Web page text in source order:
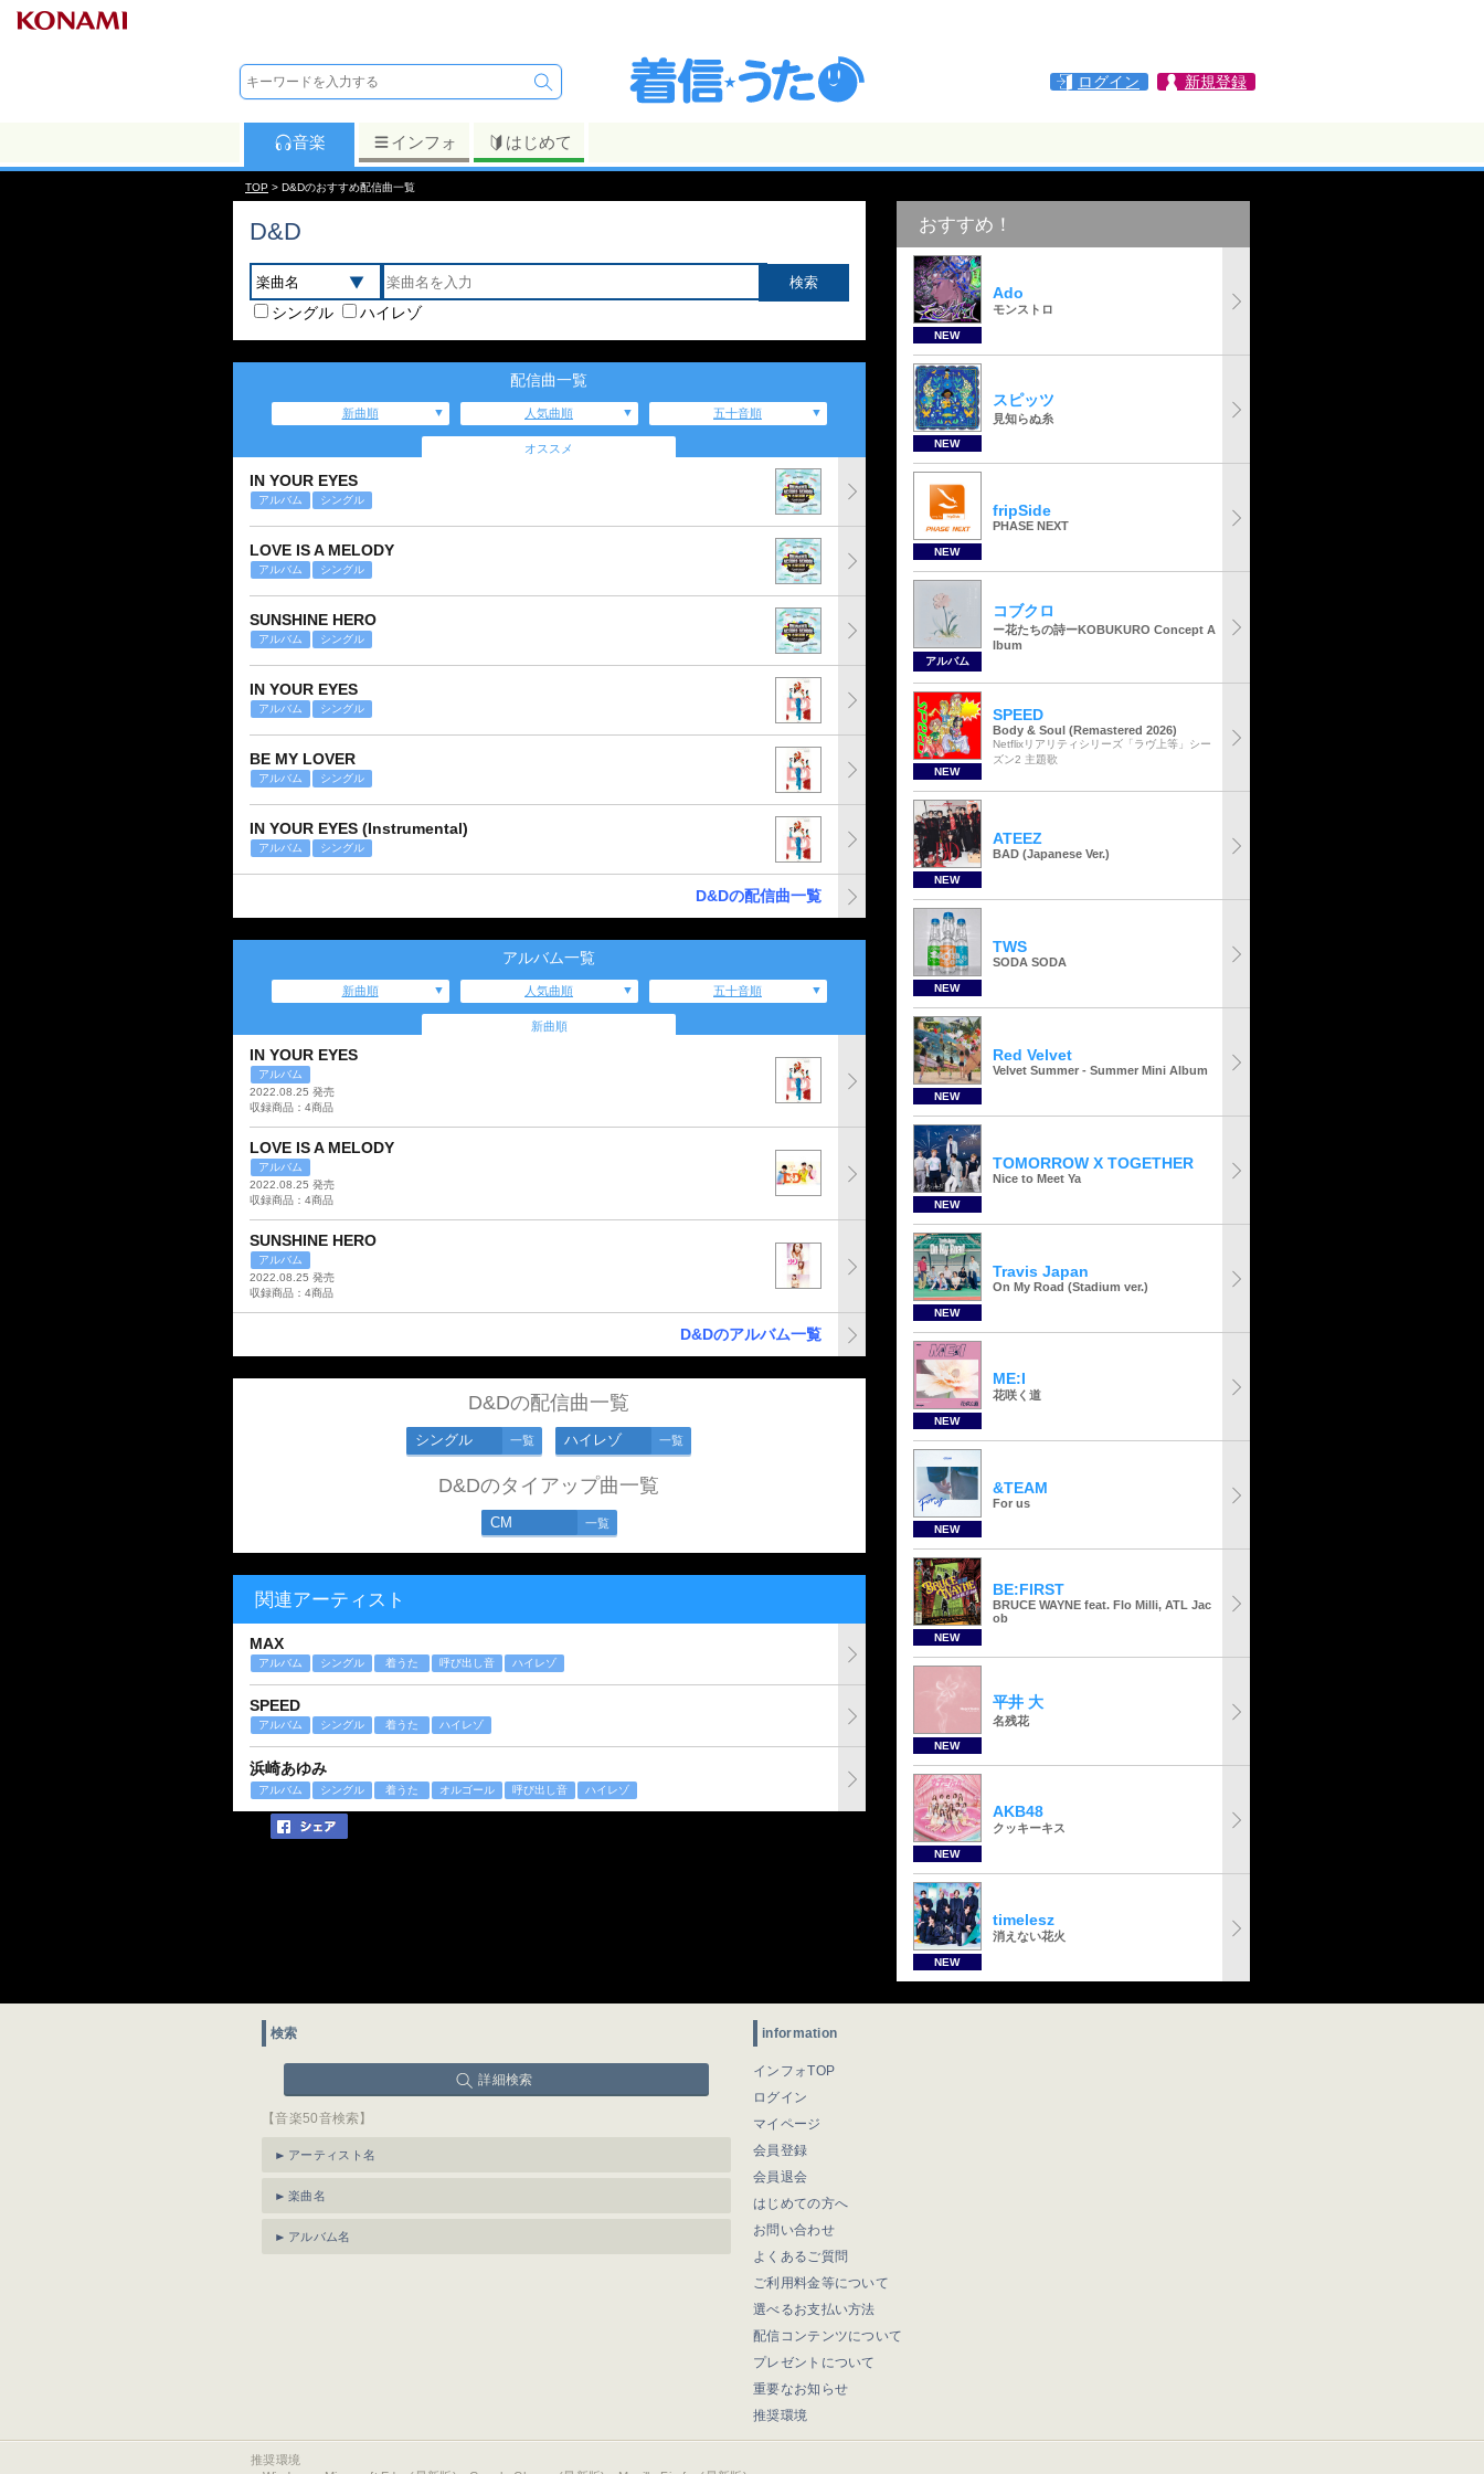
ログイン 新規登録
音楽 インフォ はじめて
TOP > D&Dのおすすめ配信曲一覧
D&D
シングル ハイレゾ
配信曲一覧
新曲順 人気曲順 五十音順
オススメ
IN YOUR EYES
アルバム シングル
LOVE IS A MELODY
アルバム シングル
SUNSHINE HERO
アルバム シングル
IN YOUR EYES
アルバム シングル
BE MY LOVER
アルバム シングル
IN YOUR EYES (Instrumental)
アルバム シングル
D&Dの配信曲一覧
アルバム一覧
新曲順 人気曲順 五十音順
新曲順
IN YOUR EYES
アルバム
2022.08.25 発売
収録商品：4商品
LOVE IS A MELODY
アルバム
2022.08.25 発売
収録商品：4商品
SUNSHINE HERO
アルバム
2022.08.25 発売
収録商品：4商品
D&Dのアルバム一覧
D&Dの配信曲一覧
シングル 一覧 ハイレゾ 一覧
D&Dのタイアップ曲一覧
CM 一覧
関連アーティスト
MAX
アルバム シングル 着うた 呼び出し音 ハイレゾ
SPEED
アルバム シングル 着うた ハイレゾ
浜崎あゆみ
アルバム シングル 着うた オルゴール 呼び出し音 ハイレゾ
おすすめ！
NEW
Ado
モンストロ
NEW
スピッツ
見知らぬ糸
NEW
fripSide
PHASE NEXT
アルバム
コブクロ
ー花たちの詩ーKOBUKURO Concept A
lbum
NEW
SPEED
Body & Soul (Remastered 2026)
Netflixリアリティシリーズ「ラヴ上等」シー
ズン2 主題歌
NEW
ATEEZ
BAD (Japanese Ver.)
NEW
TWS
SODA SODA
NEW
Red Velvet
Velvet Summer - Summer Mini Album
NEW
TOMORROW X TOGETHER
Nice to Meet Ya
NEW
Travis Japan
On My Road (Stadium ver.)
NEW
ME:I
花咲く道
NEW
&TEAM
For us
NEW
BE:FIRST
BRUCE WAYNE feat. Flo Milli, ATL Jac
ob
NEW
平井 大
名残花
NEW
AKB48
クッキーキス
NEW
timelesz
消えない花火
検索
詳細検索
【音楽50音検索】
アーティスト名
楽曲名
アルバム名
information
インフォTOP
ログイン
マイページ
会員登録
会員退会
はじめての方へ
お問い合わせ
よくあるご質問
ご利用料金等について
選べるお支払い方法
配信コンテンツについて
プレゼントについて
重要なお知らせ
推奨環境
推奨環境